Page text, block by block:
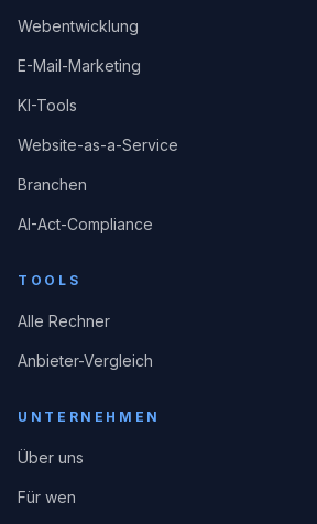
Webentwicklung
E-Mail-Marketing
KI-Tools
Website-as-a-Service
Branchen
AI-Act-Compliance
TOOLS
Alle Rechner
Anbieter-Vergleich
UNTERNEHMEN
Über uns
Für wen